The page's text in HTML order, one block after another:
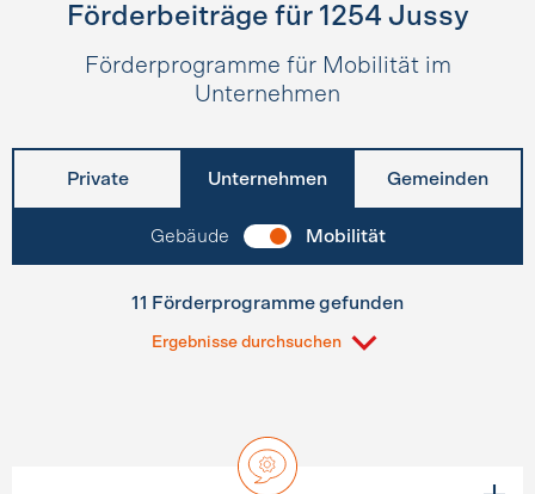
Förderbeiträge für 1254 Jussy
Förderprogramme für Mobilität im
Unternehmen
Private Unternehmen Gemeinden
Gebäude Mobilität
11 Förderprogramme gefunden
Ergebnisse durchsuchen